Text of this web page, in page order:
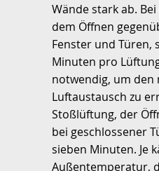
Wände stark ab.
dem Öffnen
Fenster und Türen,
Minuten pro
notwendig, um den
Luftaustausch zu
Stoßlüftung, der
bei geschlossener
sieben Minuten. Je
Außentemperatur,